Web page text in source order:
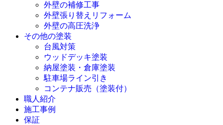
外壁の補修工事
外壁張り替えリフォーム
外壁の高圧洗浄
その他の塗装
台風対策
ウッドデッキ塗装
納屋塗装・倉庫塗装
駐車場ライン引き
コンテナ販売（塗装付）
職人紹介
施工事例
保証